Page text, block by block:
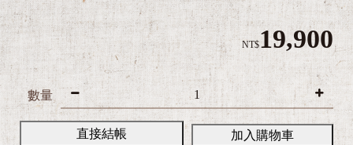
e
B
NT$19,900
數量
直接結帳 加入購物車